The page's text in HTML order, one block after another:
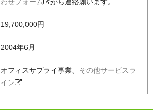
19,700,000円
2004年6月
オフィスサプライ事業、 その他サービスラ
イン